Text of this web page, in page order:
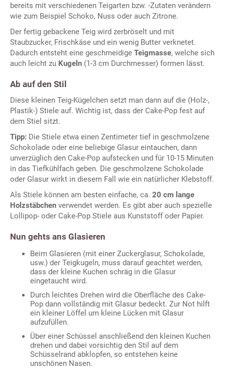
bereits mit verschiedenen Teigarten bzw. -Zutaten verändern
wie zum Beispiel Schoko, Nuss oder auch Zitrone.
Der fertig gebackene Teig wird zerbröselt und mit
Staubzucker, Frischkäse und ein wenig Butter verknetet.
Dadurch entsteht eine geschmeidige Teigmasse, welche sich
auch leicht zu Kugeln (1-3 cm Durchmesser) formen lässt.
Ab auf den Stil
Diese kleinen Teig-Kügelchen setzt man dann auf die (Holz-,
Plastik-) Stiele auf. Wichtig ist, dass der Cake-Pop fest auf
dem Stiel sitzt.
Tipp: Die Stiele etwa einen Zentimeter tief in geschmolzene
Schokolade oder eine beliebige Glasur eintauchen, dann
unverzüglich den Cake-Pop aufstecken und für 10-15 Minuten
in das Tiefkühlfach geben. Die geschmolzene Schokolade
oder Glasur wirkt in diesem Fall wie ein natürlicher Klebstoff.
Als Stiele können am besten einfache, ca. 20 cm lange
Holzstäbchen verwendet werden. Es gibt aber auch spezielle
Lollipop- oder Cake-Pop Stiele aus Kunststoff oder Papier.
Nun gehts ans Glasieren
Beim Glasieren (mit einer Zuckerglasur, Schokolade,
usw.) der Teigkugeln, muss darauf geachtet werden,
dass der kleine Kuchen schräg in die Glasur
eingetaucht wird.
Durch leichtes Drehen wird die Oberfläche des Cake-
Pop dann vollständig mit Glasur bedeckt. Zur Not hilft
ein kleiner Löffel um kleine Lücken mit Glasur
aufzufüllen.
Über einer Schüssel anschließend den kleinen Kuchen
drehen und dabei vorsichtig den Stil auf dem
Schüsselrand abklopfen, so entstehen keine
unschönen Nasen.